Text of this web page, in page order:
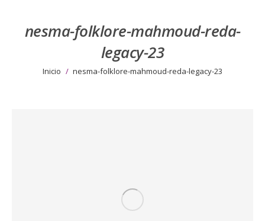
nesma-folklore-mahmoud-reda-
legacy-23
Estás aquí:
Inicio nesma-folklore-mahmoud-reda-legacy-23